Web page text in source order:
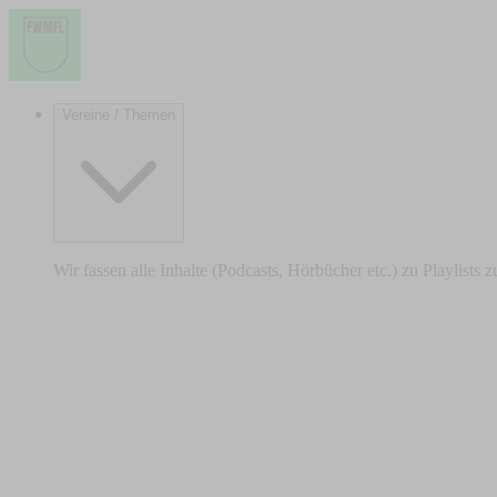
Vereine / Themen
Wir fassen alle Inhalte (Podcasts, Hörbücher etc.) zu Playlists